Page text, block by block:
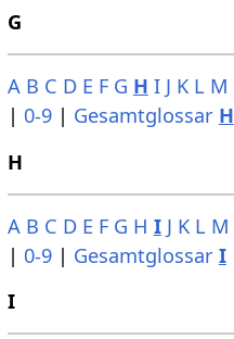
G
A B C D E F G H I J K L M
| 0-9| Gesamtglossar H
H
A B C D E F G H I J K L M
| 0-9| Gesamtglossar I
I